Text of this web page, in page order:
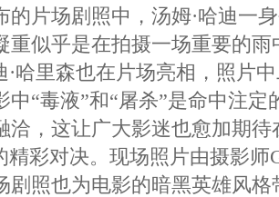
片场剧照中，汤姆·哈迪一身
重似乎是在拍摄一场重要的
·哈里森也在片场亮相，照片
中“毒液”和“屠杀”是命中注定
洽，这让广大影迷也愈加期
精彩对决。现场照片由摄影师
剧照也为电影的暗黑英雄风